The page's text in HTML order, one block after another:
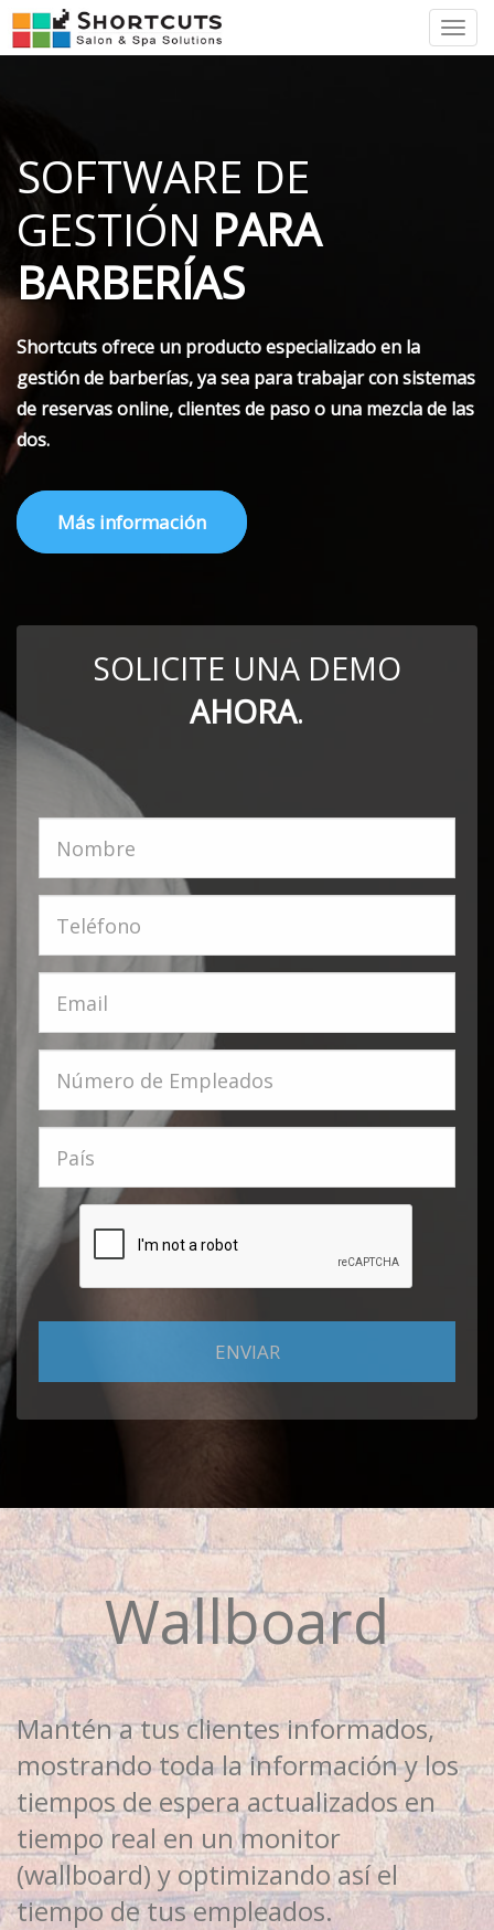
SOFTWARE DE
GESTIÓN PARA
BARBERÍAS
Shortcutsofrece un producto especializado en la
gestión de barberías, ya sea para trabajar con sistemas
de reservas online, clientes de paso o una mezcla de las
dos.
Más información
SOLICITE UNA DEMO
AHORA.
Wallboard
Mantén a tus clientes informados,
mostrando toda la información y los
tiempos de espera actualizados en
tiempo real en un monitor
(wallboard) y optimizando así el
tiempo de tus empleados.